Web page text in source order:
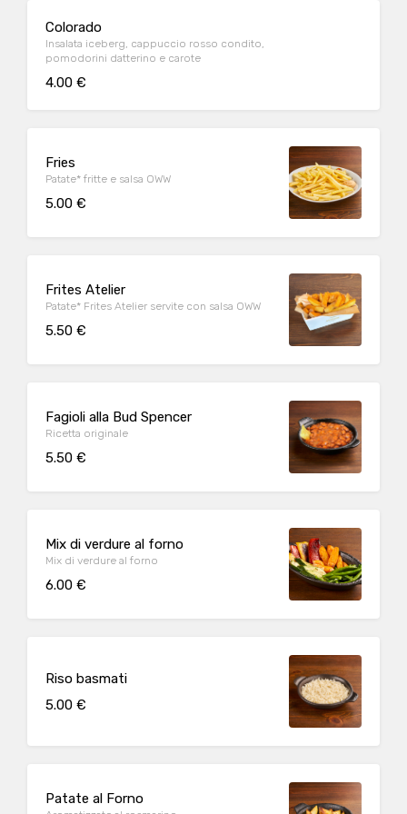
Colorado
Insalata iceberg, cappuccio rosso condito,
pomodorini datterino e carote
4.00 €
Fries
Patate* fritte e salsa OWW
5.00 €
Frites Atelier
Patate* Frites Atelier servite con salsa OWW
5.50 €
Fagioli alla Bud Spencer
Ricetta originale
5.50 €
Mix di verdure al forno
Mix di verdure al forno
6.00 €
Riso basmati
5.00 €
Patate al Forno